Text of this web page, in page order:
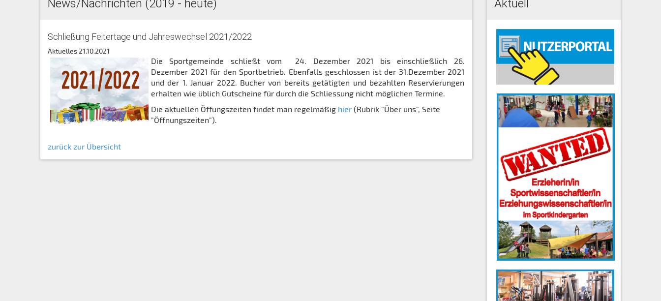
News/Nachrichten (2019 - heute)
Schließung Feitertage und Jahreswechsel 2021/2022
Aktuelles 21.10.2021
Die Sportgemeinde schließt vom 24. Dezember 2021 bis einschließlich 26.
Dezember 2021 für den Sportbetrieb. Ebenfalls geschlossen ist der 31.Dezember 2021
und der 1. Januar 2022. Bucher von bereits getätigten und bezahlten Reservierungen
erhalten wie üblich Gutscheine für durch die Schliessung nicht möglichen Termine.
Die aktuellen Öffungszeiten findet man regelmäßig hier (Rubrik "Über uns", Seite
"Öffnungszeiten").
zurück zur Übersicht
Aktuell